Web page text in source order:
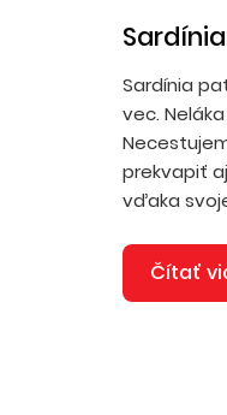
Sardínia
vec.
prekvapiť
vďaka
Čítať